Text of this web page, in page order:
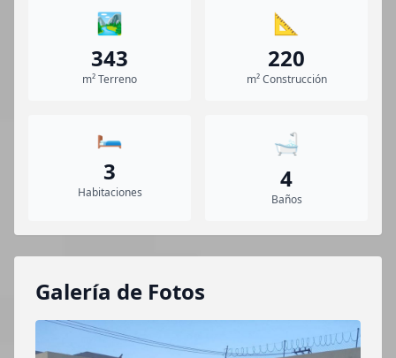
🏞️
343
m² Terreno
📐
220
m² Construcción
🛏️
3
Habitaciones
🛁
4
Baños
Galería de Fotos